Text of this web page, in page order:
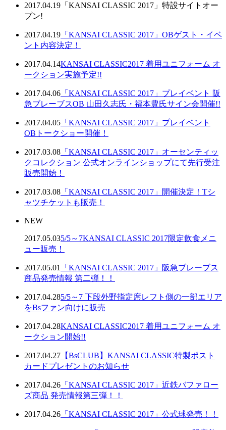
2017.04.19 「KANSAI CLASSIC 2017」特設サイトオー
プン!
2017.04.19 「KANSAI CLASSIC 2017」OBゲスト・イベ
ント内容決定！
2017.04.14KANSAI CLASSIC2017 着用ユニフォーム オ
ークション実施予定!!
2017.04.06 「KANSAI CLASSIC 2017」プレイベント 阪
急ブレーブスOB 山田久志氏・福本豊氏サイン会開催!!
2017.04.05 「KANSAI CLASSIC 2017」プレイベント
OBトークショー開催！
2017.03.08 「KANSAI CLASSIC 2017」オーセンティッ
クコレクション 公式オンラインショップにて先行受注
販売開始！
2017.03.08 「KANSAI CLASSIC 2017」開催決定！Tシ
ャツチケットも販売！
NEW
2017.05.035/5～7KANSAI CLASSIC 2017限定飲食メニ
ュー販売！
2017.05.01
「KANSAI CLASSIC 2017」阪急ブレーブス
商品発売情報 第二弾！！
2017.04.285/5～7 下段外野指定席レフト側の一部エリア
をBsファン向けに販売
2017.04.28KANSAI CLASSIC2017 着用ユニフォーム オ
ークション開始!!
2017.04.27 【BsCLUB】KANSAI CLASSIC特製ポスト
カードプレゼントのお知らせ
2017.04.26 「KANSAI CLASSIC 2017」近鉄バファロー
ズ商品 発売情報第三弾！！
2017.04.26 「KANSAI CLASSIC 2017」公式球発売！！